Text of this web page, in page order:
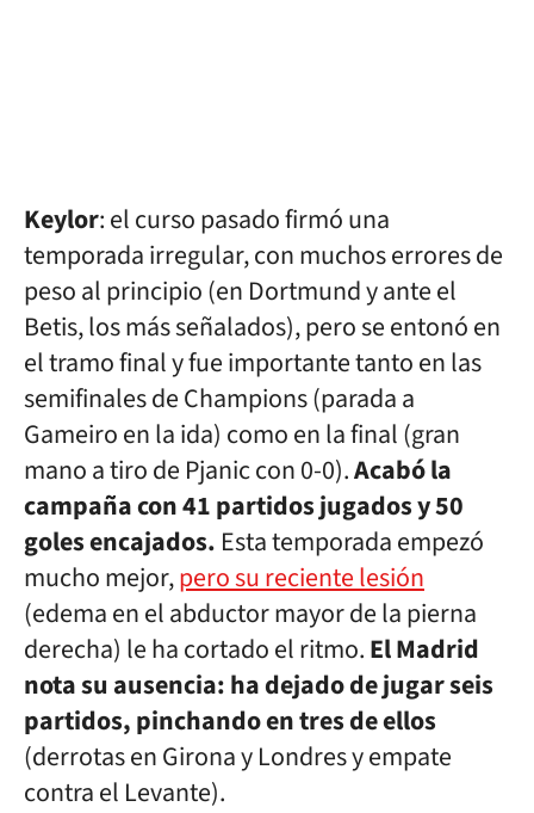
Keylor: el curso pasado firmó una
temporada irregular, con muchos errores de
peso al principio (en Dortmund y ante el
Betis, los más señalados), pero se entonó en
el tramo final y fue importante tanto en las
semifinales de Champions (parada a
Gameiro en la ida) como en la final (gran
mano a tiro de Pjanic con 0-0).Acabó la
campaña con 41 partidos jugados y 50
goles encajados. Esta temporada empezó
mucho mejor,pero su reciente lesión
(edema en el abductor mayor de la pierna
derecha) le ha cortado el ritmo.El Madrid
nota su ausencia: ha dejado de jugar seis
partidos, pinchando en tres de ellos
(derrotas en Girona y Londres y empate
contra el Levante).